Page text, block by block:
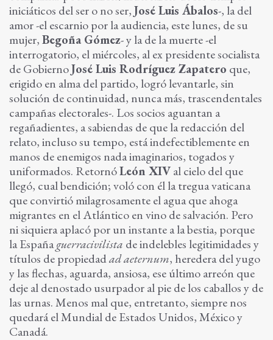
iniciáticos del ser o no ser,José Luis Ábalos-, la del
amor -el escarnio por la audiencia, este lunes, de su
mujer,Begoña Gómez- y la de la muerte -el
interrogatorio, el miércoles, al ex presidente socialista
de GobiernoJosé Luis Rodríguez Zapatero que,
erigido en alma del partido, logró levantarle, sin
solución de continuidad, nunca más, trascendentales
campañas electorales-. Los socios aguantan a
regañadientes, a sabiendas de que la redacción del
relato, incluso su tempo, está indefectiblemente en
manos de enemigos nada imaginarios, togados y
uniformados. RetornóLeón XIVal cielo del que
llegó, cual bendición; voló con él la tregua vaticana
que convirtió milagrosamente el agua que ahoga
migrantes en el Atlántico en vino de salvación. Pero
ni siquiera aplacó por un instante a la bestia, porque
la Españaguerracivilista de indelebles legitimidades y
títulos de propiedadad aeternum, heredera del yugo
y las flechas, aguarda, ansiosa, ese último arreón que
deje al denostado usurpador al pie de los caballos y de
las urnas. Menos mal que, entretanto, siempre nos
quedará el Mundial de Estados Unidos, México y
Canadá.